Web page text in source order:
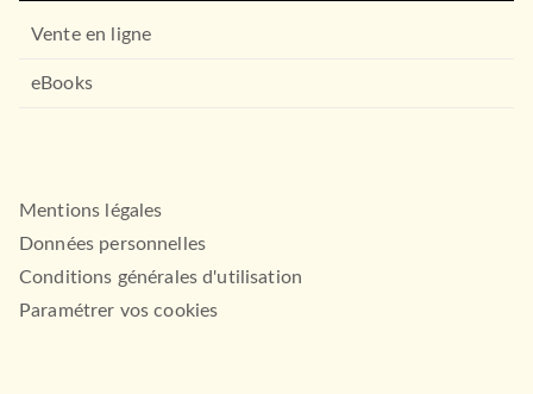
Vente en ligne
eBooks
Mentions légales
Données personnelles
Conditions générales d'utilisation
Paramétrer vos cookies